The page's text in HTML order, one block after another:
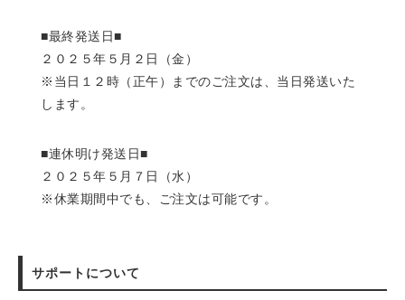
■最終発送日■
２０２５年５月２日（金）
※当日１２時（正午）までのご注文は、当日発送いた
します。
■連休明け発送日■
２０２５年５月７日（水）
※休業期間中でも、ご注文は可能です。
サポートについて